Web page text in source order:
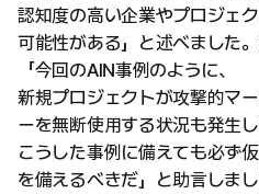
認知度の高い企業やプロジェ
可能性がある」と述べました
「今回のAIN事例のように、
新規プロジェクトが攻撃的マ
ーを無断使用する状況も発生し
こうした事例に備えても必ず
を備えるべきだ」と助言しまし